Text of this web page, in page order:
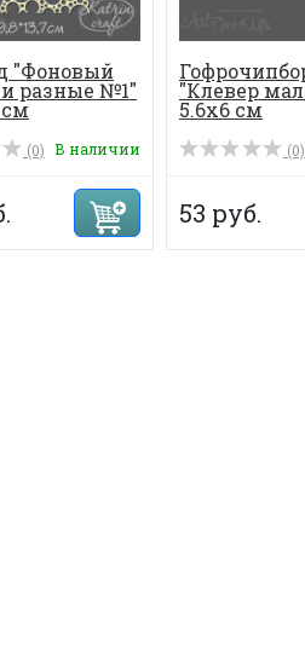
"Фоновый
разные №1"
см
(0) В наличии
"Клевер
5.6х6 см
(0)
53 руб.